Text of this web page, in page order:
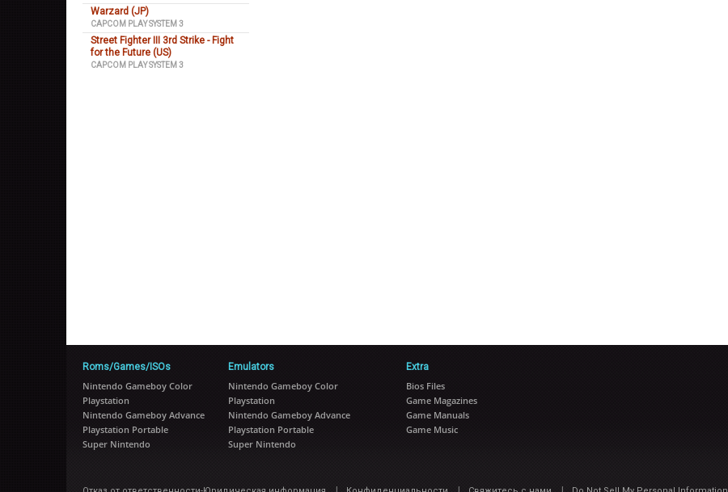
Warzard (JP)
CAPCOM PLAY SYSTEM 3
Street Fighter III 3rd Strike - Fight
for the Future (US)
CAPCOM PLAY SYSTEM 3
Roms/Games/ISOs
Nintendo Gameboy Color
Playstation
Nintendo Gameboy Advance
Playstation Portable
Super Nintendo
Emulators
Nintendo Gameboy Color
Playstation
Nintendo Gameboy Advance
Playstation Portable
Super Nintendo
Extra
Bios Files
Game Magazines
Game Manuals
Game Music